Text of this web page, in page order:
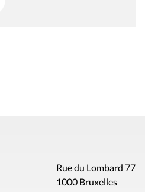
Rue du Lombard 77
1000 Bruxelles